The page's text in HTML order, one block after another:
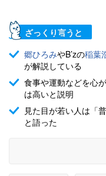
ざっくり言うと
郷ひろみやB’zの稲葉
が解説している
食事や運動などを心
は高いと説明
見た目が若い人は「
と語った